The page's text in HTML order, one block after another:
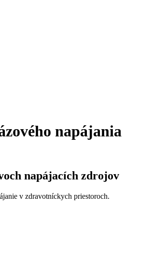
napájania
napájacích zdrojov
v zdravotníckych priestoroch.